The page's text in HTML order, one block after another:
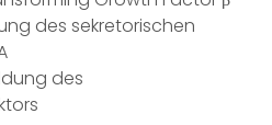
des sekretorischen
des